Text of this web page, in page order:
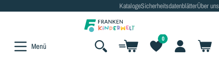
springen KatalogeSicherheitsdatenblätterÜber uns
Menü
0